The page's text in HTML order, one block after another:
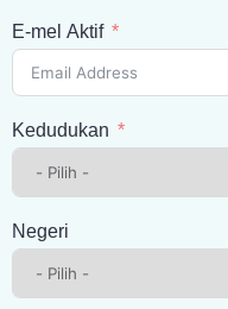
E-mel Aktif
Kedudukan
Negeri